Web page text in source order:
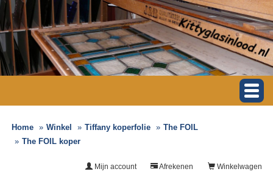
Home Winkel Tiffany koperfolie
The FOIL
The FOIL koper
Winkelwagen
Afrekenen
Mijn account